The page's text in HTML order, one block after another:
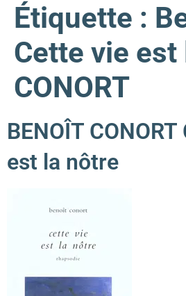
Étiquette :
Cette vie est
CONORT
BENOÎT
est la nôtre